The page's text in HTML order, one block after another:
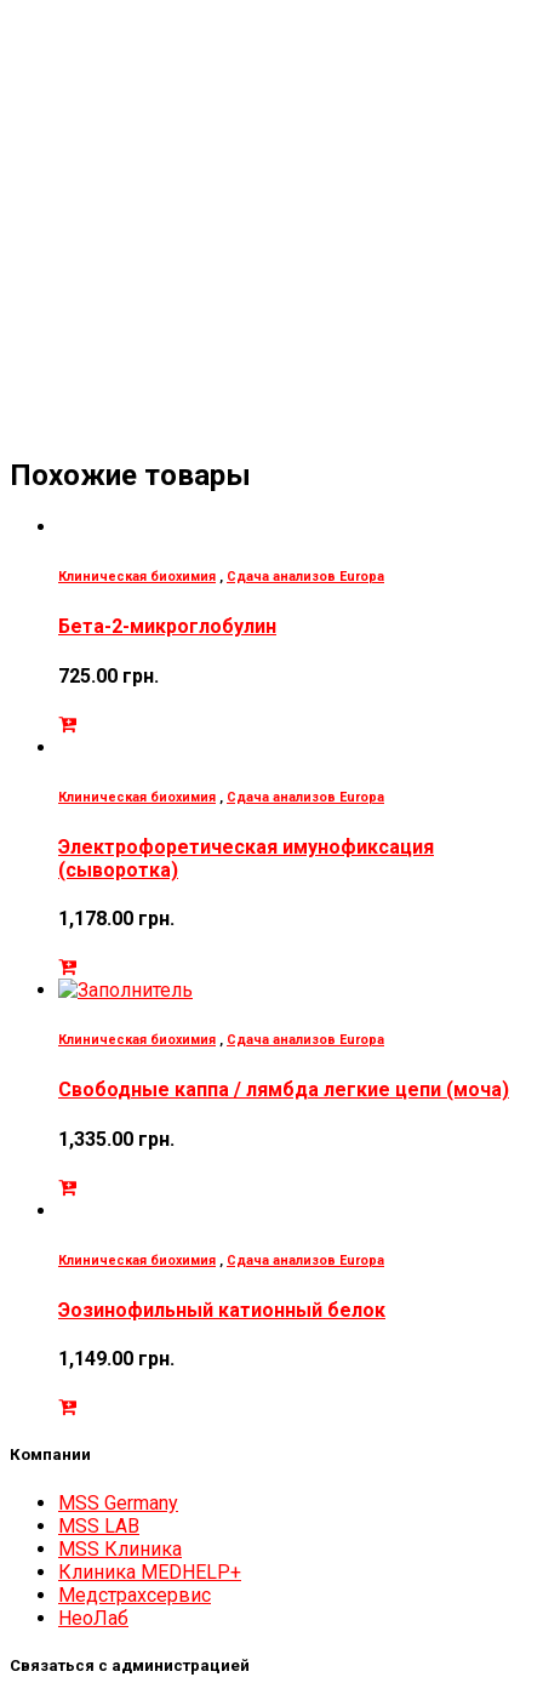
Похожие товары
Клиническая биохимия , Сдача анализов Europa
Бета-2-микроглобулин
725.00 грн.
Клиническая биохимия , Сдача анализов Europa
Электрофоретическая имунофиксация
(сыворотка)
1,178.00 грн.
Клиническая биохимия , Сдача анализов Europa
Свободные каппа / лямбда легкие цепи (моча)
1,335.00 грн.
Клиническая биохимия , Сдача анализов Europa
Эозинофильный катионный белок
1,149.00 грн.
Компании
MSS Germany
MSS LAB
MSS Клиника
Клиника MEDHELP+
Медстрахсервис
НеоЛаб
Связаться с администрацией